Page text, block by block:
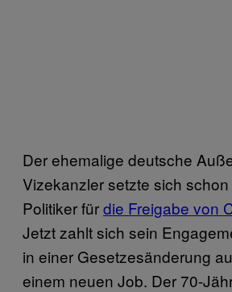
Der ehemalige deutsche
Vizekanzler setzte sich
Politiker fürdie Freigabe von
Jetzt zahlt sich sein
in einer Gesetzesänderung
einem neuen Job. Der 70-